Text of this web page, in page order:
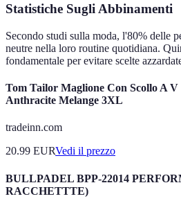
Statistiche Sugli Abbinamenti
Secondo studi sulla moda, l'80% delle
neutre nella loro routine quotidiana.
fondamentale per evitare scelte
Tom Tailor Maglione Con Scollo A
Anthracite Melange 3XL
tradeinn.com
20.99 EURVedi il prezzo
BULLPADEL BPP-22014
RACCHETTTE)